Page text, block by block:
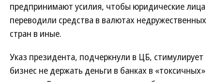
предпринимают усилия, чтобы юридические лица
переводили средства в валютах недружественных
стран в иные.
Указ президента, подчеркнули в ЦБ, стимулирует
бизнес не держать деньги в банках в «токсичных»